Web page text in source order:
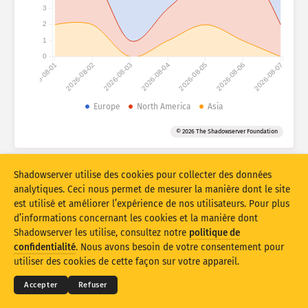
Statistiques d’attaque : appareils
Ensemble de données
Balise
Stacking Empilé Se chevauchant
Mettre à jour les résultats automatiquement
Mettre à jour Réinitialiser
Télécharger au format PNG
2026-08-01 2026-08-02 2026-08-03 2026-08-04 2026-08-05 2026-08-06 2026-08-07
0
1
2
3
Europe North America Asia
© 2026 The Shadowserver Foundation
© 2026THE SHADOWSERVER FOUNDATION
Confidentialité et conditions
Contactez-nous
Mentions
Shadowserver utilise des cookies pour collecter des données
analytiques. Ceci nous permet de mesurer la manière dont le site
est utilisé et améliorer l’expérience de nos utilisateurs. Pour plus
d’informations concernant les cookies et la manière dont
Shadowserver les utilise, consultez notre politique de
confidentialité. Nous avons besoin de votre consentement pour
utiliser des cookies de cette façon sur votre appareil.
Accepter Refuser